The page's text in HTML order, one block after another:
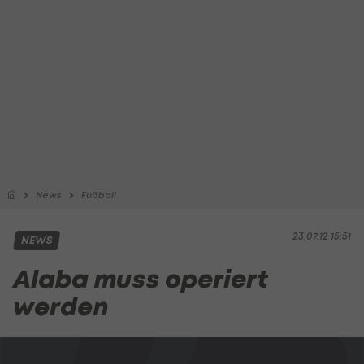
News Fußball
23.07.12 15:51
NEWS
Alaba muss operiert
werden